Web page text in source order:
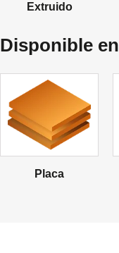
Extruido
Disponible en
Placa